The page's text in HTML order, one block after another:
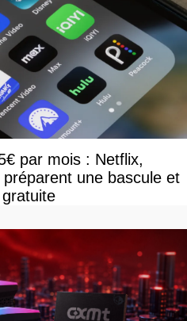
par mois : Netflix,
une bascule et